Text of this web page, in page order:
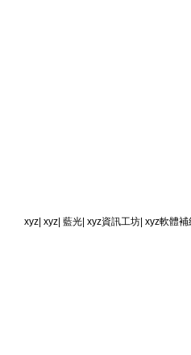
xyz |xyz |藍光 |xyz資訊工坊 |xyz軟體補